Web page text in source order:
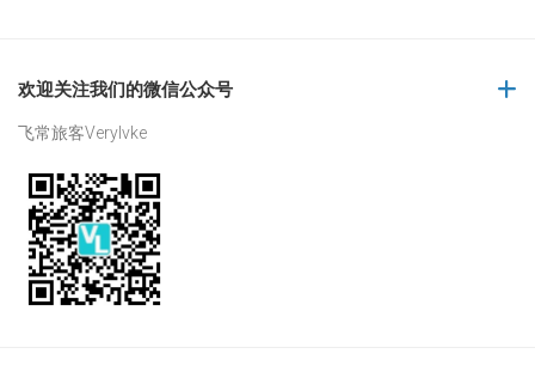
欢迎关注我们的微信公众号
飞常旅客Verylvke